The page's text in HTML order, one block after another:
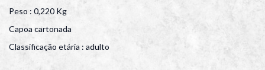
Peso : 0,220 Kg
Capoa cartonada
Classificação etária : adulto